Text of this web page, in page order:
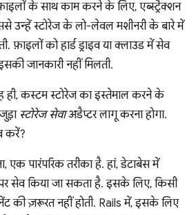
के साथ काम करने के लिए, एब्स्ट्रैक्शन
उन्हें स्टोरेज के लो-लेवल मशीनरी के बारे में
फ़ाइलों को हार्ड ड्राइव या क्लाउड में सेव
जानकारी नहीं मिलती.
कस्टम स्टोरेज का इस्तेमाल करने के
स्टोरेज सेवाअडैप्टर लागू करना होगा.
करें?
एक पारंपरिक तरीका है. हां, डेटाबेस में
सेव किया जा सकता है. इसके लिए, किसी
की ज़रूरत नहीं होती. Rails में, इसके लिए